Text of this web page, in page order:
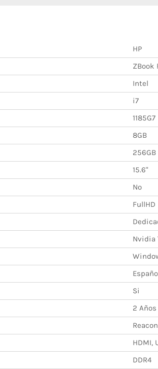
HP
ZBook
Intel
i7
1185G7
8GB
256GB
15.6"
No
FullHD
Nvidia
Si
2
HDMI,
DDR4